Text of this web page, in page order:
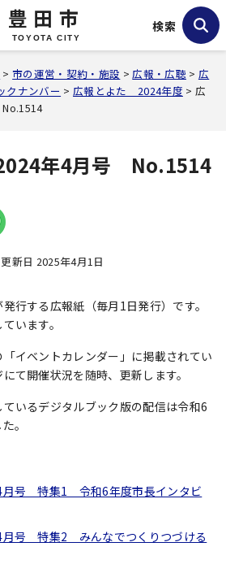
豊田市
TOYOTA CITY
検索
>市の運営・契約・施設 >広報・広聴 > 広
クナンバー >広報とよた 2024年度 > 広
年4月号 No.1514
新日 2025年4月1日
行する広報紙（毎月1日発行）です。
います。
イベントカレンダー」に掲載されてい
て開催状況を随時、更新します。
ているデジタルブック版の配信は令和6
。
月号 特集1 令和6年度市長インタビ
月号 特集2 みんなでつくりつづける